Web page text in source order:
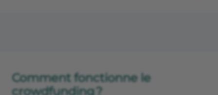
Comment fonctionne le
crowdfunding ?